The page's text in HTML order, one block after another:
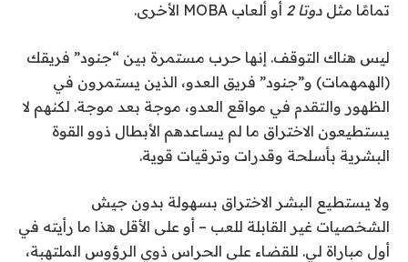
تمامًا مثل دوتا 2 أو ألعاب MOBA الأخرى.
ليس هناك التوقف. إنها حرب مستمرة بين “جنود” فريقك
(الهمهمات) و”جنود” فريق العدو، الذين يستمرون في
الظهور والتقدم في مواقع العدو، موجة بعد موجة. لكنهم لا
يستطيعون الاختراق ما لم يساعدهم الأبطال ذوو القوة
البشرية بأسلحة وقدرات وترقيات قوية.
ولا يستطيع البشر الاختراق بسهولة بدون جيش
الشخصيات غير القابلة للعب – أو على الأقل هذا ما رأيته في
أول مباراة لي. للقضاء على الحراس ذوي الرؤوس الملتهبة،